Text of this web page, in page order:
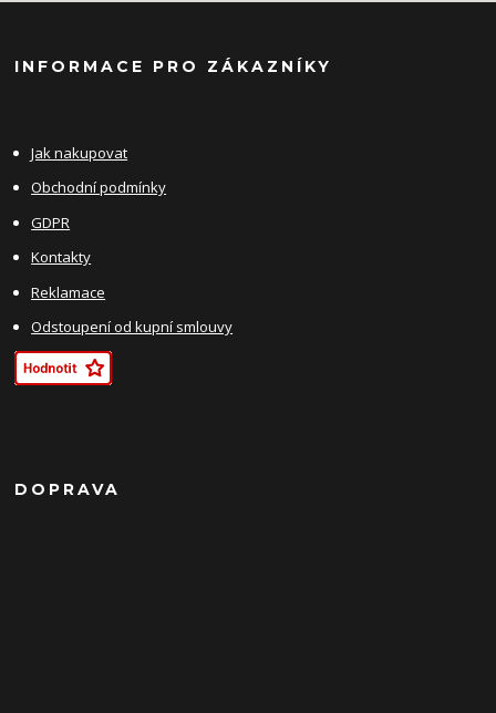
INFORMACE PRO ZÁKAZNÍKY
Jak nakupovat
Obchodní podmínky
GDPR
Kontakty
Reklamace
Odstoupení od kupní smlouvy
DOPRAVA